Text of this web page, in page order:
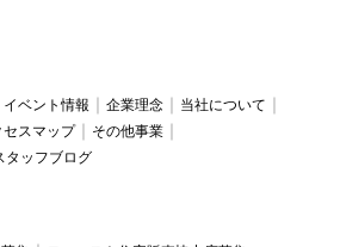
イベント情報 企業理念
当社について
セスマップ
その他事業
タッフブログ